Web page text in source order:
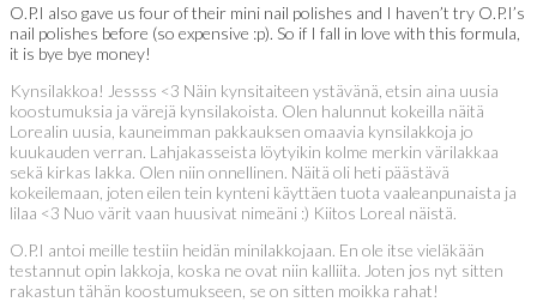
O.P.I also gave us four of their mini nail polishes and I haven’t try O.P.I’s
nail polishes before (so expensive :p). So if I fall in love with this formula,
it is bye bye money!
Kynsilakkoa! Jessss <3 Näin kynsitaiteen ystävänä, etsin aina uusia
koostumuksia ja värejä kynsilakoista. Olen halunnut kokeilla näitä
Lorealin uusia, kauneimman pakkauksen omaavia kynsilakkoja jo
kuukauden verran. Lahjakasseista löytyikin kolme merkin värilakkaa
sekä kirkas lakka. Olen niin onnellinen. Näitä oli heti päästävä
kokeilemaan, joten eilen tein kynteni käyttäen tuota vaaleanpunaista ja
lilaa <3 Nuo värit vaan huusivat nimeäni :) Kiitos Loreal näistä.
O.P.I antoi meille testiin heidän minilakkojaan. En ole itse vieläkään
testannut opin lakkoja, koska ne ovat niin kalliita. Joten jos nyt sitten
rakastun tähän koostumukseen, se on sitten moikka rahat!